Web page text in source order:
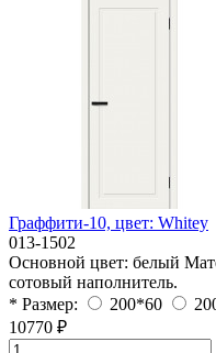
Граффити-10, цвет: Whitey
013-1502
Основной цвет: белый
сотовый наполнитель.
* Размер:
200*60
10770 ₽